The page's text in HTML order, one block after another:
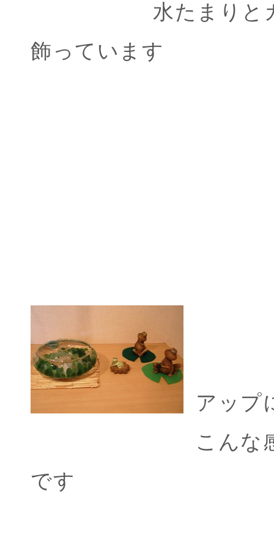
水たまりと
飾っています
アップ
こんな
です